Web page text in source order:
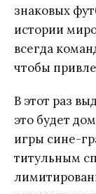
знаковых
истории
всегда
чтобы
В этот раз
это будет
игры сине-
титульным